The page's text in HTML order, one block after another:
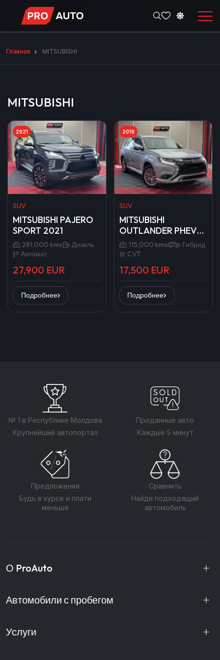
Главная MITSUBISHI
MITSUBISHI
2021
SUV
MITSUBISHI PAJERO
SPORT 2021
281,000 kms
Дизель
Автомат
27,900 EUR
Подробнее
2019
SUV
MITSUBISHI
OUTLANDER PHEV
2019115,000 kms
Гибрид
CVT
17,500 EUR
Подробнее
№ 1 в Республике Молдова
Крупнейший автопортал
Проданные авто
Каждые 5 минут
Предложения
Будь в курсе и плати
меньше
Сравнить
Найди подходящий
автомобиль
О ProAuto
Автомобили с пробегом
Услуги